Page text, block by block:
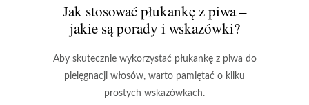
Jak stosować płukankę z piwa –
jakie są porady i wskazówki?
Aby skutecznie wykorzystać płukankę z piwa do
pielęgnacji włosów, warto pamiętać o kilku
prostych wskazówkach.